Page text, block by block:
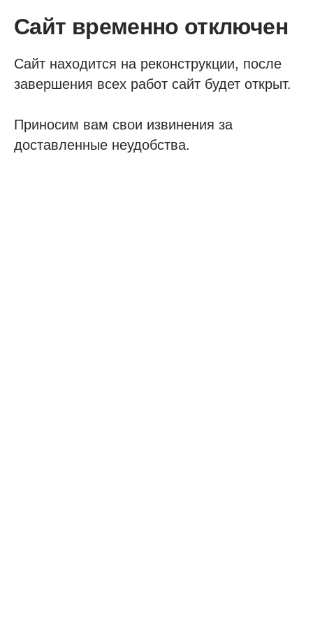
Сайт временно отключен
Сайт находится на реконструкции, после
завершения всех работ сайт будет открыт.
Приносим вам свои извинения за
доставленные неудобства.